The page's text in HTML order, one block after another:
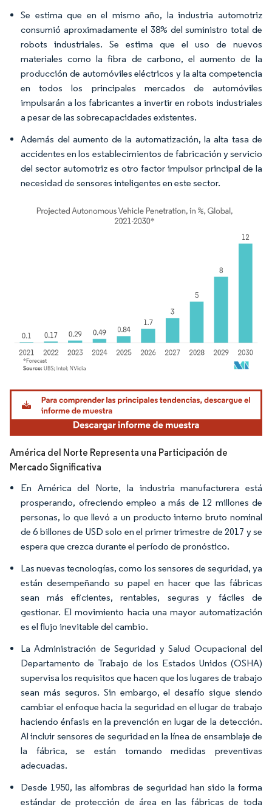
Se estima que en el mismo año, la industria automotriz
consumió aproximadamente el 38% del suministro total de
robots industriales. Se estima que el uso de nuevos
materiales como la fibra de carbono, el aumento de la
producción de automóviles eléctricos y la alta competencia
en todos los principales mercados de automóviles
impulsarán a los fabricantes a invertir en robots industriales
a pesar de las sobrecapacidades existentes.
Además del aumento de la automatización, la alta tasa de
accidentes en los establecimientos de fabricación y servicio
del sector automotriz es otro factor impulsor principal de la
necesidad de sensores inteligentes en este sector.
Imagen © Mordor Intelligence. El uso requiere atribución según CC BY 4.0.
América del Norte Representa una Participación de
Mercado Significativa
En América del Norte, la industria manufacturera está
prosperando, ofreciendo empleo a más de 12 millones de
personas, lo que llevó a un producto interno bruto nominal
de 6 billones de USD solo en el primer trimestre de 2017 y se
espera que crezca durante el período de pronóstico.
Las nuevas tecnologías, como los sensores de seguridad, ya
están desempeñando su papel en hacer que las fábricas
sean más eficientes, rentables, seguras y fáciles de
gestionar. El movimiento hacia una mayor automatización
es el flujo inevitable del cambio.
La Administración de Seguridad y Salud Ocupacional del
Departamento de Trabajo de los Estados Unidos (OSHA)
supervisa los requisitos que hacen que los lugares de trabajo
sean más seguros. Sin embargo, el desafío sigue siendo
cambiar el enfoque hacia la seguridad en el lugar de trabajo
haciendo énfasis en la prevención en lugar de la detección.
Al incluir sensores de seguridad en la línea de ensamblaje de
la fábrica, se están tomando medidas preventivas
adecuadas.
Desde 1950, las alfombras de seguridad han sido la forma
estándar de protección de área en las fábricas de toda